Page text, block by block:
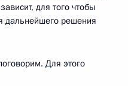
для того чтобы
дальнейшего решения
Для этого